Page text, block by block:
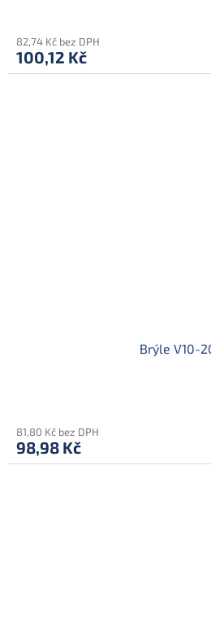
82,74 Kč bez DPH
100,12 Kč
Brýle V10-
81,80 Kč bez DPH
98,98 Kč